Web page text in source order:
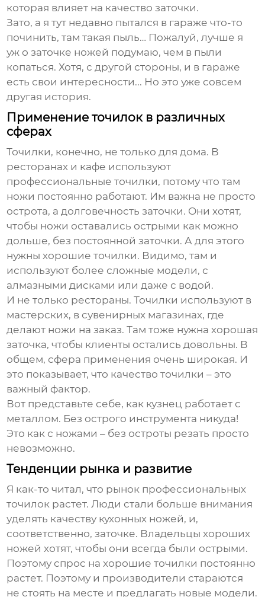
которая влияет на качество заточки.
Зато, а я тут недавно пытался в гараже что-то
починить, там такая пыль… Пожалуй, лучше я
уж о заточке ножей подумаю, чем в пыли
копаться. Хотя, с другой стороны, и в гараже
есть свои интересности... Но это уже совсем
другая история.
Применение точилок в различных
сферах
Точилки, конечно, не только для дома. В
ресторанах и кафе используют
профессиональные точилки, потому что там
ножи постоянно работают. Им важна не просто
острота, а долговечность заточки. Они хотят,
чтобы ножи оставались острыми как можно
дольше, без постоянной заточки. А для этого
нужны хорошие точилки. Видимо, там и
используют более сложные модели, с
алмазными дисками или даже с водой.
И не только рестораны. Точилки используют в
мастерских, в сувенирных магазинах, где
делают ножи на заказ. Там тоже нужна хорошая
заточка, чтобы клиенты остались довольны. В
общем, сфера применения очень широкая. И
это показывает, что качество точилки – это
важный фактор.
Вот представьте себе, как кузнец работает с
металлом. Без острого инструмента никуда!
Это как с ножами – без остроты резать просто
невозможно.
Тенденции рынка и развитие
Я как-то читал, что рынок профессиональных
точилок растет. Люди стали больше внимания
уделять качеству кухонных ножей, и,
соответственно, заточке. Владельцы хороших
ножей хотят, чтобы они всегда были острыми.
Поэтому спрос на хорошие точилки постоянно
растет. Поэтому и производители стараются
не стоять на месте и предлагать новые модели.